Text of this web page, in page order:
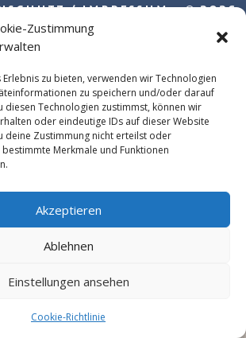
Zustimmung
zu bieten, verwenden wir Technologien
zu speichern und/oder darauf
diesen Technologien zustimmst, können wir
oder eindeutige IDs auf dieser Website
deine Zustimmung nicht erteilst oder
Merkmale und Funktionen
Akzeptieren
Ablehnen
Einstellungen ansehen
Cookie-Richtlinie
/IMPRESSUM ©2026